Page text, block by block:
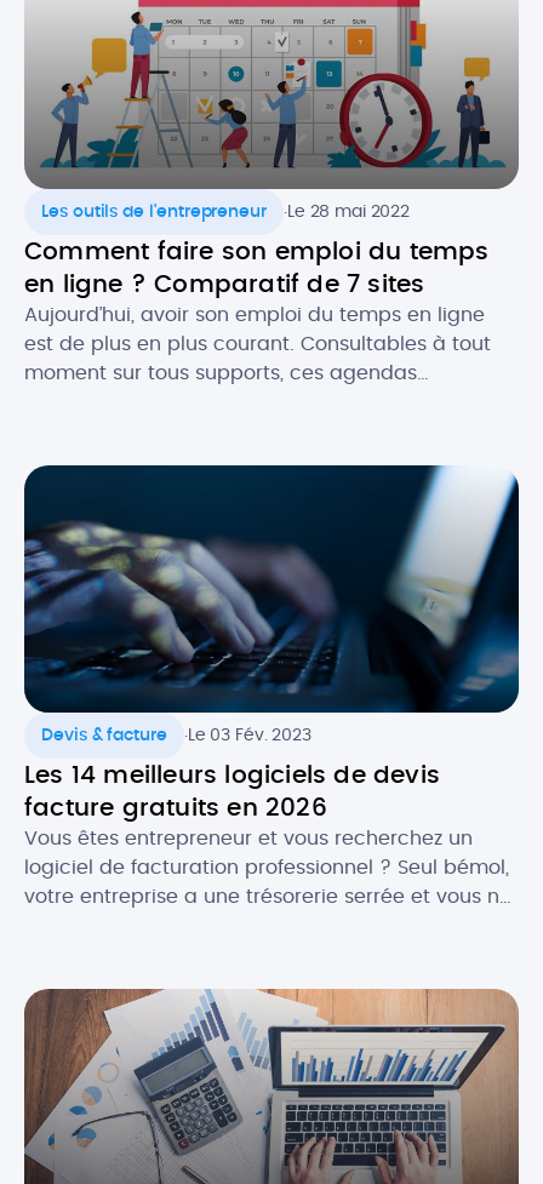
Les outils de l'entrepreneur .Le 28 mai 2022
Comment faire son emploi du temps
en ligne ? Comparatif de 7 sites
Aujourd’hui, avoir son emploi du temps en ligne
est de plus en plus courant. Consultables à tout
moment sur tous supports, ces agendas
importants, notamment dans un cadre
professionnel. Alors, quels sont les atouts de
l’agenda numérique ? Quels logiciels utiliser pour
faire […]
Devis & facture .Le 03 Fév. 2023
Les 14 meilleurs logiciels de devis
facture gratuits en 2026
Vous êtes entrepreneur et vous recherchez un
logiciel de facturation professionnel ? Seul bémol,
votre entreprise a une trésorerie serrée et vous ne
plutôt facile de trouver un logiciel de facturation
gratuit ET efficace ! Selon vos besoins, il […]